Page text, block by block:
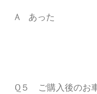
A あった
Q５ ご購入後のお